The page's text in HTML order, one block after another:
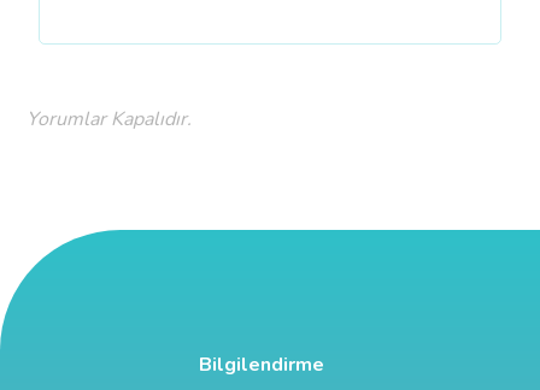
Yorumlar Kapalıdır.
Bilgilendirme